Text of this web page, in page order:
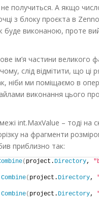
получиться. А якщо
з блоку проєкта в
виконаною, проте
ім’я частини великого
слід відмітити, що ці
ніби ми поміщаємо в
виконання цього
int.MaxValue – тоді на
на фрагменти
приблизно так:
( project. Directory,
Combine( project. Directory,
Combine( project. Directory,